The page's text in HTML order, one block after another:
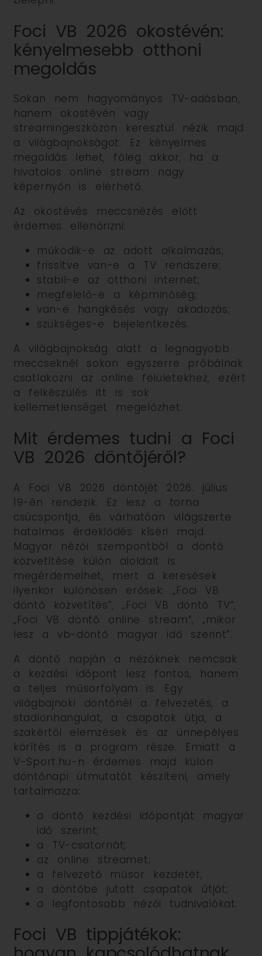
Foci VB 2026 okostévén:
kényelmesebb otthoni
megoldás
Sokan nem hagyományos TV-adásban,
hanem okostévén vagy
streamingeszközön keresztül nézik majd
a világbajnokságot. Ez kényelmes
megoldás lehet, főleg akkor, ha a
hivatalos online stream nagy
képernyőn is elérhető.
Az okostévés meccsnézés előtt
érdemes ellenőrizni:
működik-e az adott alkalmazás;
frissítve van-e a TV rendszere;
stabil-e az otthoni internet;
megfelelő-e a képminőség;
van-e hangkésés vagy akadozás;
szükséges-e bejelentkezés.
A világbajnokság alatt a legnagyobb
meccseknél sokan egyszerre próbálnak
csatlakozni az online felületekhez, ezért
a felkészülés itt is sok
kellemetlenséget megelőzhet.
Mit érdemes tudni a Foci
VB 2026 döntőjéről?
A Foci VB 2026 döntőjét 2026. július
19-én rendezik. Ez lesz a torna
csúcspontja, és várhatóan világszerte
hatalmas érdeklődés kíséri majd.
Magyar nézői szempontból a döntő
közvetítése külön aloldalt is
megérdemelhet, mert a keresések
ilyenkor különösen erősek: „Foci VB
döntő közvetítés”, „Foci VB döntő TV”,
„Foci VB döntő online stream”, „mikor
lesz a vb-döntő magyar idő szerint”.
A döntő napján a nézőknek nemcsak
a kezdési időpont lesz fontos, hanem
a teljes műsorfolyam is. Egy
világbajnoki döntőnél a felvezetés, a
stadionhangulat, a csapatok útja, a
szakértői elemzések és az ünnepélyes
körítés is a program része. Emiatt a
V-Sport.hu-n érdemes majd külön
döntőnapi útmutatót készíteni, amely
tartalmazza:
a döntő kezdési időpontját magyar
idő szerint;
a TV-csatornát;
az online streamet;
a felvezető műsor kezdetét;
a döntőbe jutott csapatok útját;
a legfontosabb nézői tudnivalókat.
Foci VB tippjátékok: